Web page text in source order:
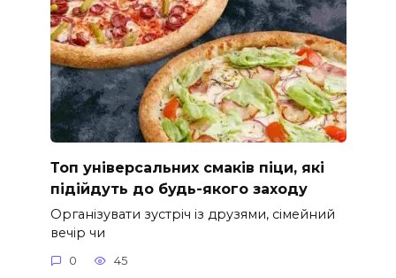
Топ універсальних смаків піци, які
підійдуть до будь-якого заходу
Організувати зустріч із друзями, сімейний
вечір чи
0 45